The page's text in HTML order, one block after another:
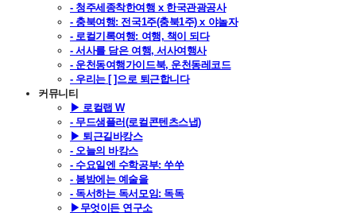
- 청주세종착한여행 x 한국관광공사
- 충북여행: 전국1주(충북1주) x 야놀자
- 로컬기록여행: 여행, 책이 되다
- 서사를 담은 여행, 서사여행사
- 운천동여행가이드북, 운천동레코드
- 우리는 [ ]으로 퇴근합니다
커뮤니티
▶ 로컬랩 W
- 무드샘플러(로컬콘텐츠스냅)
▶ 퇴근길바캉스
- 오늘의 바캉스
- 수요일엔 수학공부: 쑤쑤
- 봄밤에는 예술을
- 독서하는 독서모임: 독독
▶무엇이든 연구소